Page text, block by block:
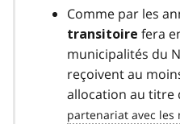
Comme par les
transitoire fera
municipalités du
reçoivent au
allocation au titre